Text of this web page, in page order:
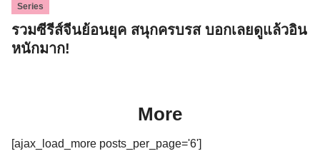
Series
รวมซีรีส์จีนย้อนยุค สนุกครบรส บอกเลยดูแล้วอิน
หนักมาก!
More
[ajax_load_more posts_per_page='6']